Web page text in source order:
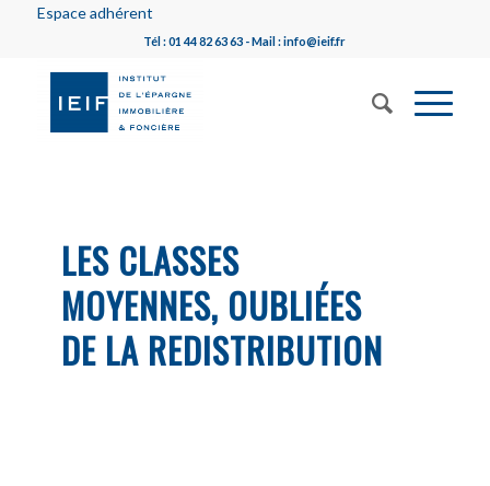
Espace adhérent
Tél : 01 44 82 63 63 - Mail : info@ieif.fr
LES CLASSES
MOYENNES, OUBLIÉES
DE LA REDISTRIBUTION